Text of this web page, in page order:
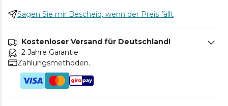
Sagen Sie mir Bescheid, wenn der Preis fällt
Kostenloser Versand für Deutschland!
2 Jahre Garantie
Zahlungsmethoden.